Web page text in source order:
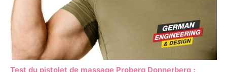
Test du pistolet de massage Proberg Donnerberg :